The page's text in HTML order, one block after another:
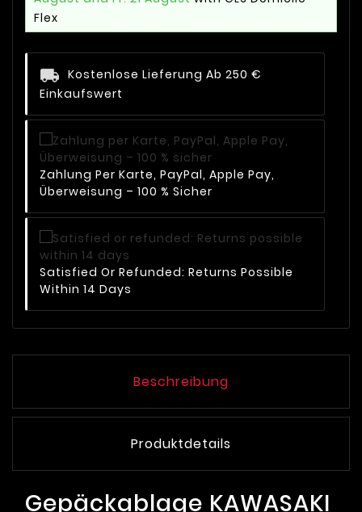
Flex
Kostenlose Lieferung Ab 250 €
Einkaufswert
Zahlung Per Karte, PayPal, Apple Pay,
Überweisung – 100 % Sicher
Satisfied Or Refunded: Returns Possible
Within 14 Days
Beschreibung
Produktdetails
Gepäckablage KAWASAKI